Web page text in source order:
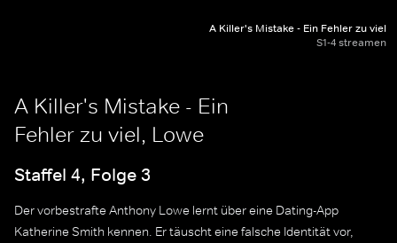
A Killer's Mistake - Ein Fehler zu viel
S1-4 streamen
A Killer's Mistake - Ein
Fehler zu viel, Lowe
Staffel 4, Folge 3
Der vorbestrafte Anthony Lowe lernt über eine Dating-App
Katherine Smith kennen. Er täuscht eine falsche Identität vor,